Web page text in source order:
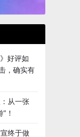
好评如
，确实有
从一张
！
终于做